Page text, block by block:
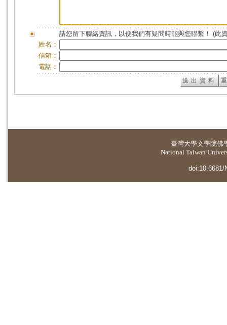
請您留下聯絡資訊，以便我們有疑問時能與您聯繫！ (此
姓名：
信箱：
電話：
臺灣大學文學院佛
National Taiwan
doi:10.6681/